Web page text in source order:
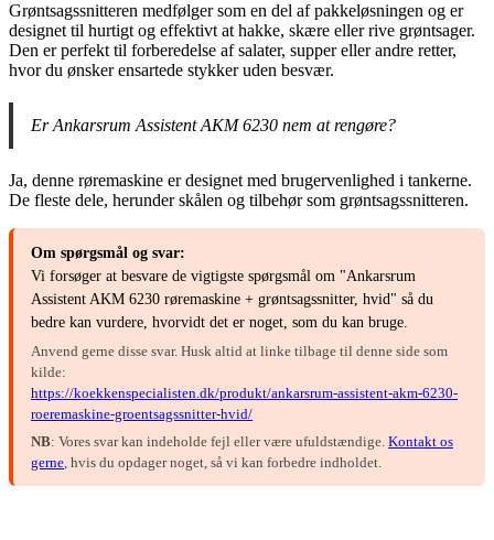
Grøntsagssnitteren medfølger som en del af pakkeløsningen og er
designet til hurtigt og effektivt at hakke, skære eller rive grøntsager.
Den er perfekt til forberedelse af salater, supper eller andre retter,
hvor du ønsker ensartede stykker uden besvær.
Er Ankarsrum Assistent AKM 6230 nem at rengøre?
Ja, denne røremaskine er designet med brugervenlighed i tankerne.
De fleste dele, herunder skålen og tilbehør som grøntsagssnitteren.
Om spørgsmål og svar:
Vi forsøger at besvare de vigtigste spørgsmål om "Ankarsrum
Assistent AKM 6230 røremaskine + grøntsagssnitter, hvid" så du
bedre kan vurdere, hvorvidt det er noget, som du kan bruge.
Anvend gerne disse svar. Husk altid at linke tilbage til denne side som
kilde:
https://koekkenspecialisten.dk/produkt/ankarsrum-assistent-akm-6230-
roeremaskine-groentsagssnitter-hvid/
NB: Vores svar kan indeholde fejl eller være ufuldstændige. Kontakt os
gerne, hvis du opdager noget, så vi kan forbedre indholdet.